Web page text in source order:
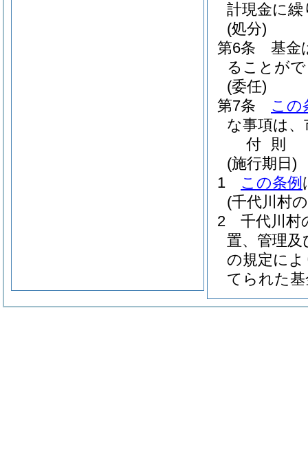
計現金に
(処分)
第6条
基金
ることが
(委任)
第7条
この
な事項は
付 則
(施行期日)
1
この条例
(千代川村
2
千代川村
置、管理
の規定に
てられた